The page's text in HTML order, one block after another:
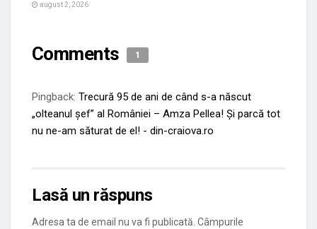
august 2, 2026
Comments 1
Pingback: Trecură 95 de ani de când s-a născut
„olteanul șef” al României – Amza Pellea! Și parcă tot
nu ne-am săturat de el! - din-craiova.ro
Lasă un răspuns
Adresa ta de email nu va fi publicată. Câmpurile